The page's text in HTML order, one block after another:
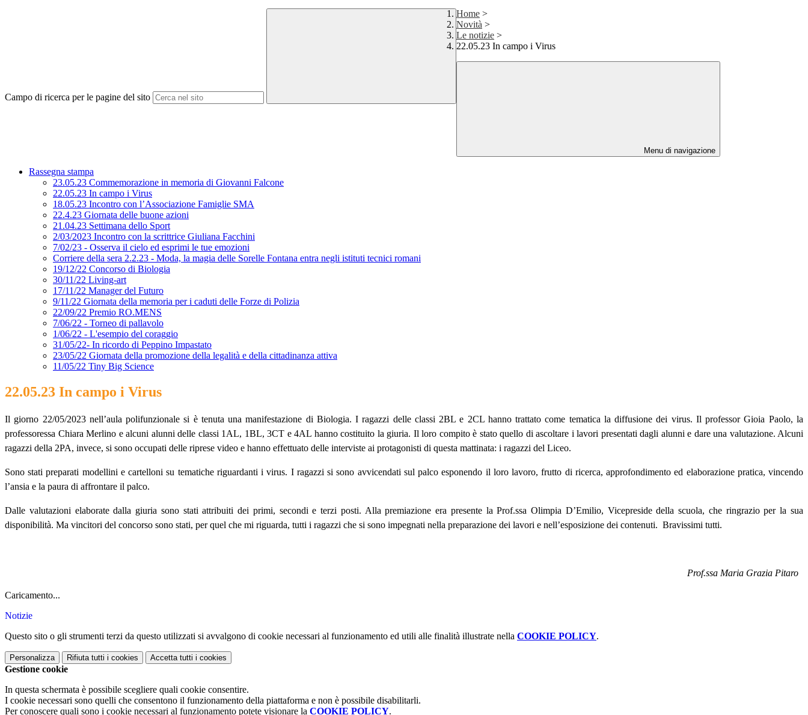
Campo di ricerca per le pagine del sito
Home >
Novità >
Le notizie >
22.05.23 In campo i Virus
Menu di navigazione
Rassegna stampa
23.05.23 Commemorazione in memoria di Giovanni Falcone
22.05.23 In campo i Virus
18.05.23 Incontro con l’Associazione Famiglie SMA
22.4.23 Giornata delle buone azioni
21.04.23 Settimana dello Sport
2/03/2023 Incontro con la scrittrice Giuliana Facchini
7/02/23 - Osserva il cielo ed esprimi le tue emozioni
Corriere della sera 2.2.23 - Moda, la magia delle Sorelle Fontana entra negli istituti tecnici romani
19/12/22 Concorso di Biologia
30/11/22 Living-art
17/11/22 Manager del Futuro
9/11/22 Giornata della memoria per i caduti delle Forze di Polizia
22/09/22 Premio RO.MENS
7/06/22 - Torneo di pallavolo
1/06/22 - L'esempio del coraggio
31/05/22- In ricordo di Peppino Impastato
23/05/22 Giornata della promozione della legalità e della cittadinanza attiva
11/05/22 Tiny Big Science
22.05.23 In campo i Virus
Il giorno 22/05/2023 nell’aula polifunzionale si è tenuta una manifestazione di Biologia. I ragazzi delle classi 2BL e 2CL hanno trattato come tematica la diffusione dei virus. Il professor Gioia Paolo, la
professoressa Chiara Merlino e alcuni alunni delle classi 1AL, 1BL, 3CT e 4AL hanno costituito la giuria. Il loro compito è stato quello di ascoltare i lavori presentati dagli alunni e dare una valutazione. Alcuni
ragazzi della 2PA, invece, si sono occupati delle riprese video e hanno effettuato delle interviste ai protagonisti di questa mattinata: i ragazzi del Liceo.
Sono stati preparati modellini e cartelloni su tematiche riguardanti i virus. I ragazzi si sono avvicendati sul palco esponendo il loro lavoro, frutto di ricerca, approfondimento ed elaborazione pratica, vincendo
l’ansia e la paura di affrontare il palco.
Dalle valutazioni elaborate dalla giuria sono stati attribuiti dei primi, secondi e terzi posti. Alla premiazione era presente la Prof.ssa Olimpia D’Emilio, Vicepreside della scuola, che ringrazio per la sua
disponibilità. Ma vincitori del concorso sono stati, per quel che mi riguarda, tutti i ragazzi che si sono impegnati nella preparazione dei lavori e nell’esposizione dei contenuti. Bravissimi tutti.
Prof.ssa Maria Grazia Pitaro
Caricamento...
Notizie
Questo sito o gli strumenti terzi da questo utilizzati si avvalgono di cookie necessari al funzionamento ed utili alle finalità illustrate nella COOKIE POLICY.
Personalizza Rifiuta tutti i cookies Accetta tutti i cookies
Gestione cookie
In questa schermata è possibile scegliere quali cookie consentire.
I cookie necessari sono quelli che consentono il funzionamento della piattaforma e non è possibile disabilitarli.
Per conoscere quali sono i cookie necessari al funzionamento potete visionare la COOKIE POLICY.